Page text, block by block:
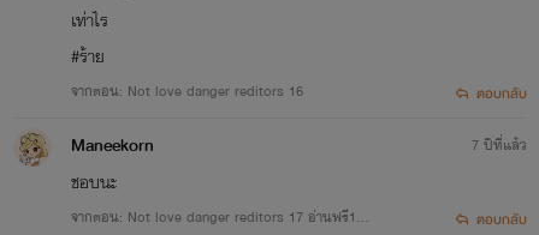
เท่าไร
#ร้าย
จากตอน: Not love danger reditors 16 ตอบกลับ
Maneekorn
ชอบนะ
จากตอน: Not love danger reditors 17 อ่านฟรี1 ช
7 ปีที่แล้ว
ตอบกลับ